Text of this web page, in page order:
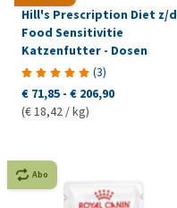
Hill's Prescription Diet z/d
Food Sensitivitie
Katzenfutter - Dosen
(3)
€ 71,85 - € 206,90
(€ 18,42 / kg)
Abo